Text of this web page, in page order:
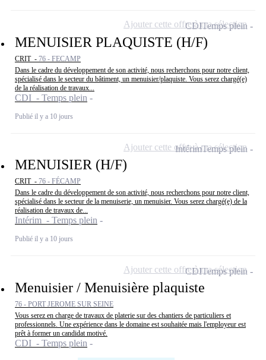
MENUISIER PLAQUISTE (H/F)
CRIT - 76 - FECAMP
Dans le cadre du développement de son activité, nous recherchons pour notre client,
spécialisé dans le secteur du bâtiment, un menuisier/plaquiste. Vous serez chargé(e)
de la réalisation de travaux...
CDI - Temps plein
Publié il y a 10 jours
CDITemps plein
Ajouter cette offre à ma sélection
MENUISIER (H/F)
CRIT - 76 - FÉCAMP
Dans le cadre du développement de son activité, nous recherchons pour notre client,
spécialisé dans le secteur de la menuiserie, un menuisier. Vous serez chargé(e) de la
réalisation de travaux de...
Intérim - Temps plein
Publié il y a 10 jours
IntérimTemps plein
Ajouter cette offre à ma sélection
Menuisier / Menuisière plaquiste
76 - PORT JEROME SUR SEINE
Vous serez en charge de travaux de platerie sur des chantiers de particuliers et
professionnels. Une expérience dans le domaine est souhaitée mais l'employeur est
prêt à former un candidat motivé.
CDI - Temps plein
CDITemps plein
Ajouter cette offre à ma sélection